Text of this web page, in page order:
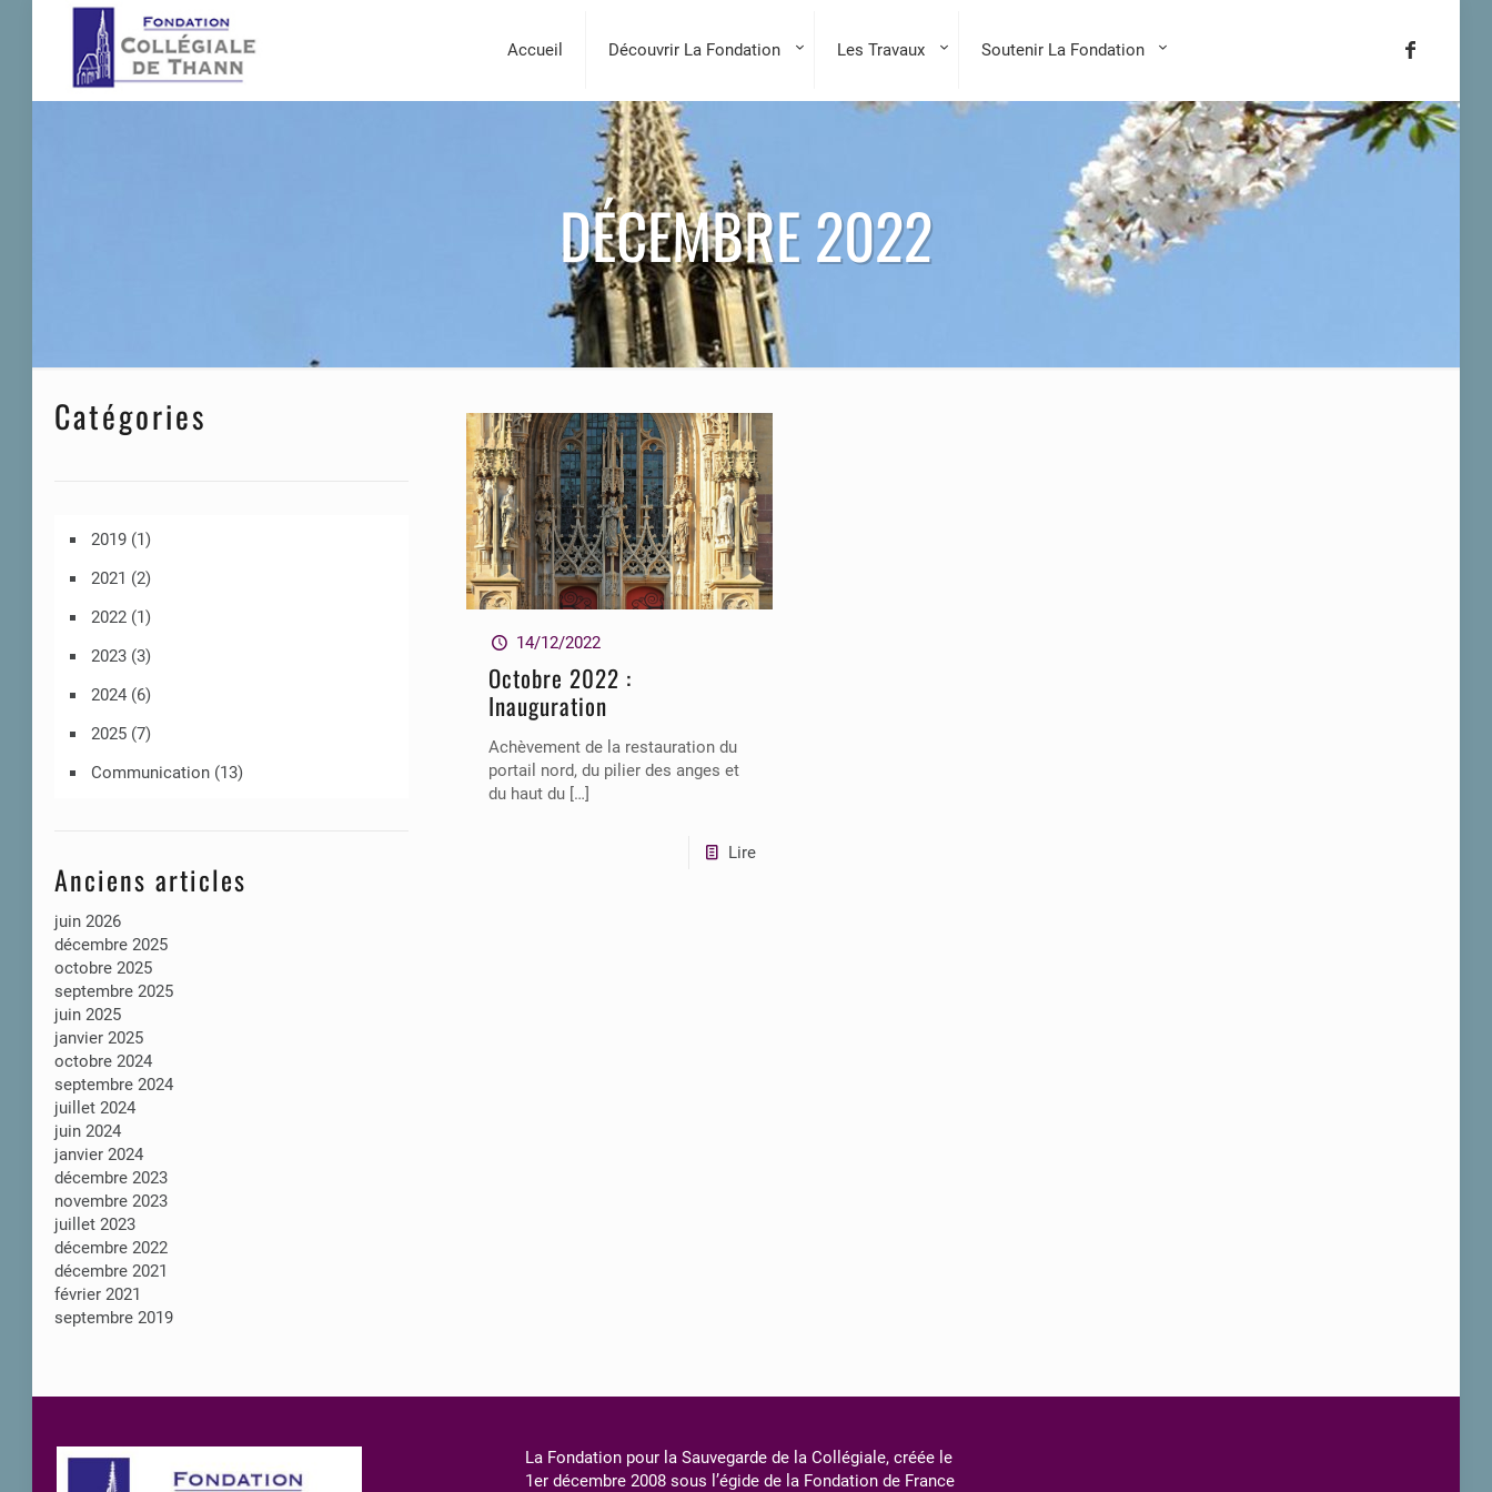
Accueil Découvrir La Fondation Les Travaux Soutenir La Fondation
DÉCEMBRE 2022
14/12/2022
Octobre 2022 :
Inauguration
Achèvement de la restauration du
portail nord, du pilier des anges et
du haut du[…]
Lire
Catégories
2019 (1)
2021 (2)
2022 (1)
2023 (3)
2024 (6)
2025 (7)
Communication (13)
Anciens articles
juin 2026
décembre 2025
octobre 2025
septembre 2025
juin 2025
janvier 2025
octobre 2024
septembre 2024
juillet 2024
juin 2024
janvier 2024
décembre 2023
novembre 2023
juillet 2023
décembre 2022
décembre 2021
février 2021
septembre 2019
La Fondation pour la Sauvegarde de la Collégiale, créée le
1er décembre 2008 sous l’égide de la Fondation de France